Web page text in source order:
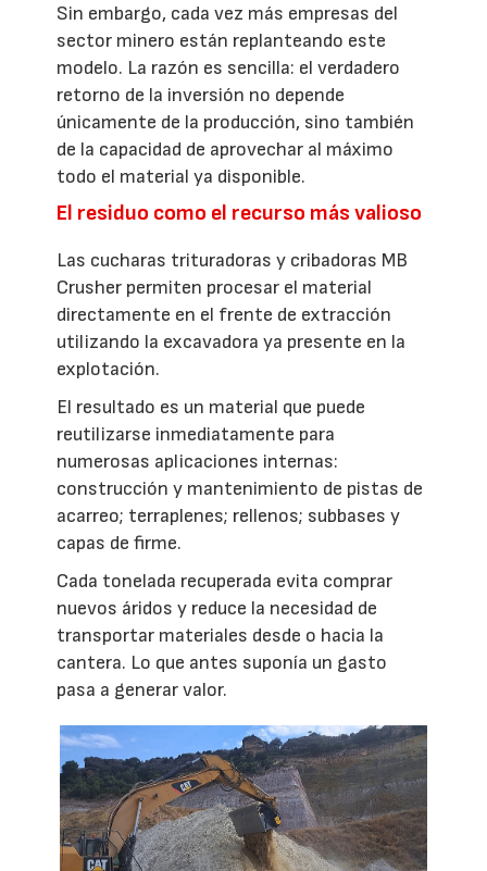
Sin embargo, cada vez más empresas del
sector minero están replanteando este
modelo. La razón es sencilla: el verdadero
retorno de la inversión no depende
únicamente de la producción, sino también
de la capacidad de aprovechar al máximo
todo el material ya disponible.
El residuo como el recurso más valioso
Las cucharas trituradoras y cribadoras MB
Crusher permiten procesar el material
directamente en el frente de extracción
utilizando la excavadora ya presente en la
explotación.
El resultado es un material que puede
reutilizarse inmediatamente para
numerosas aplicaciones internas:
construcción y mantenimiento de pistas de
acarreo; terraplenes; rellenos; subbases y
capas de firme.
Cada tonelada recuperada evita comprar
nuevos áridos y reduce la necesidad de
transportar materiales desde o hacia la
cantera. Lo que antes suponía un gasto
pasa a generar valor.